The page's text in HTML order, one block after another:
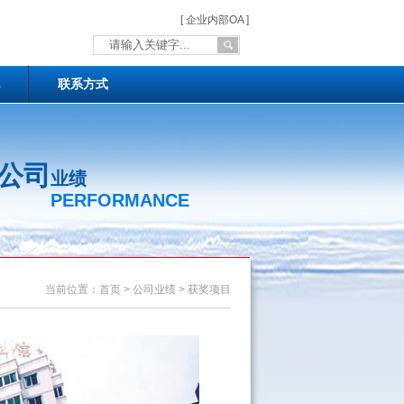
[ 企业内部OA ]
联系方式
司业绩
PERFORMANCE
当前位置：首页 > 公司业绩 > 获奖项目